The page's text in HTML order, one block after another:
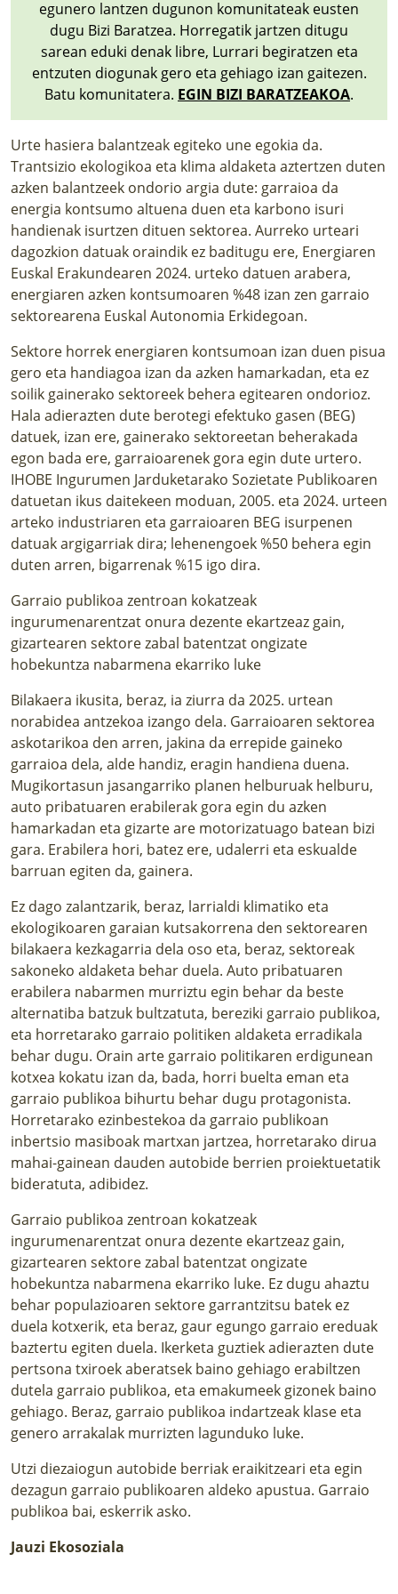
LURRAREN AGENDA
AZOKA
egunero lantzen dugunon komunitateak eusten
dugu Bizi Baratzea. Horregatik jartzen ditugu
sarean eduki denak libre, Lurrari begiratzen eta
entzuten diogunak gero eta gehiago izan gaitezen.
Batu komunitatera. EGIN BIZI BARATZEAKOA.
Urte hasiera balantzeak egiteko une egokia da.
Trantsizio ekologikoa eta klima aldaketa aztertzen duten
azken balantzeek ondorio argia dute: garraioa da
energia kontsumo altuena duen eta karbono isuri
handienak isurtzen dituen sektorea. Aurreko urteari
dagozkion datuak oraindik ez baditugu ere, Energiaren
Euskal Erakundearen 2024. urteko datuen arabera,
energiaren azken kontsumoaren %48 izan zen garraio
sektorearena Euskal Autonomia Erkidegoan.
Sektore horrek energiaren kontsumoan izan duen pisua
gero eta handiagoa izan da azken hamarkadan, eta ez
soilik gainerako sektoreek behera egitearen ondorioz.
Hala adierazten dute berotegi efektuko gasen (BEG)
datuek, izan ere, gainerako sektoreetan beherakada
egon bada ere, garraioarenek gora egin dute urtero.
IHOBE Ingurumen Jarduketarako Sozietate Publikoaren
datuetan ikus daitekeen moduan, 2005. eta 2024. urteen
arteko industriaren eta garraioaren BEG isurpenen
datuak argigarriak dira; lehenengoek %50 behera egin
duten arren, bigarrenak %15 igo dira.
Garraio publikoa zentroan kokatzeak
ingurumenarentzat onura dezente ekartzeaz gain,
gizartearen sektore zabal batentzat ongizate
hobekuntza nabarmena ekarriko luke
Bilakaera ikusita, beraz, ia ziurra da 2025. urtean
norabidea antzekoa izango dela. Garraioaren sektorea
askotarikoa den arren, jakina da errepide gaineko
garraioa dela, alde handiz, eragin handiena duena.
Mugikortasun jasangarriko planen helburuak helburu,
auto pribatuaren erabilerak gora egin du azken
hamarkadan eta gizarte are motorizatuago batean bizi
gara. Erabilera hori, batez ere, udalerri eta eskualde
barruan egiten da, gainera.
Ez dago zalantzarik, beraz, larrialdi klimatiko eta
ekologikoaren garaian kutsakorrena den sektorearen
bilakaera kezkagarria dela oso eta, beraz, sektoreak
sakoneko aldaketa behar duela. Auto pribatuaren
erabilera nabarmen murriztu egin behar da beste
alternatiba batzuk bultzatuta, bereziki garraio publikoa,
eta horretarako garraio politiken aldaketa erradikala
behar dugu. Orain arte garraio politikaren erdigunean
kotxea kokatu izan da, bada, horri buelta eman eta
garraio publikoa bihurtu behar dugu protagonista.
Horretarako ezinbestekoa da garraio publikoan
inbertsio masiboak martxan jartzea, horretarako dirua
mahai-gainean dauden autobide berrien proiektuetatik
bideratuta, adibidez.
Garraio publikoa zentroan kokatzeak
ingurumenarentzat onura dezente ekartzeaz gain,
gizartearen sektore zabal batentzat ongizate
hobekuntza nabarmena ekarriko luke. Ez dugu ahaztu
behar populazioaren sektore garrantzitsu batek ez
duela kotxerik, eta beraz, gaur egungo garraio ereduak
baztertu egiten duela. Ikerketa guztiek adierazten dute
pertsona txiroek aberatsek baino gehiago erabiltzen
dutela garraio publikoa, eta emakumeek gizonek baino
gehiago. Beraz, garraio publikoa indartzeak klase eta
genero arrakalak murrizten lagunduko luke.
Utzi diezaiogun autobide berriak eraikitzeari eta egin
dezagun garraio publikoaren aldeko apustua. Garraio
publikoa bai, eskerrik asko.
Jauzi Ekosoziala